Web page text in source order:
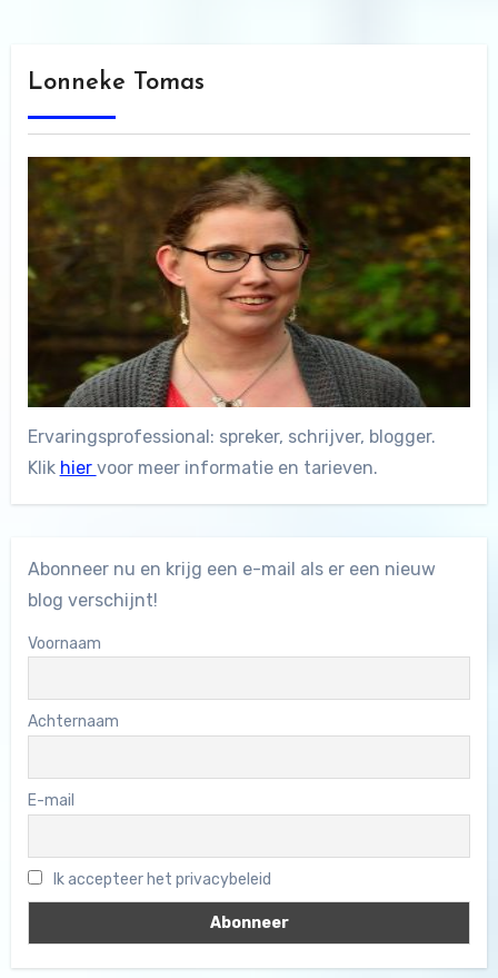
Lonneke Tomas
Ervaringsprofessional: spreker, schrijver, blogger.
Klik hier voor meer informatie en tarieven.
Abonneer nu en krijg een e-mail als er een nieuw
blog verschijnt!
Voornaam
Achternaam
E-mail
Ik accepteer het privacybeleid